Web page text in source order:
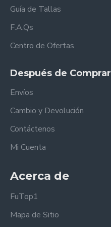
Guía de Tallas
F.A.Qs
Centro de Ofertas
Después de Comprar
Envíos
Cambio y Devolución
Contáctenos
Mi Cuenta
Acerca de
FuTop1
Mapa de Sitio